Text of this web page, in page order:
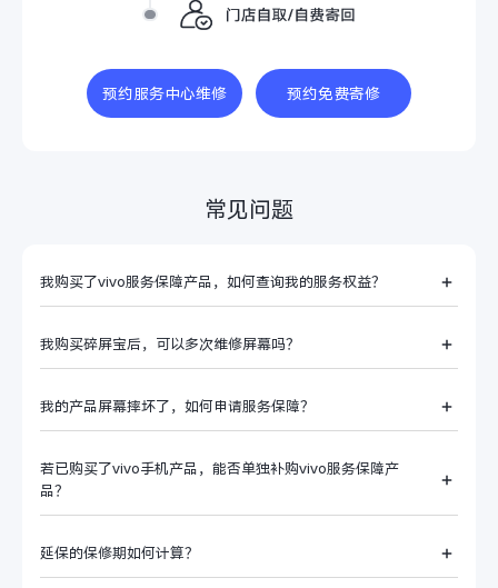
预约服务中心维修 预约免费寄修
常见问题
我购买了vivo服务保障产品，如何查询我的服务权益？
我购买碎屏宝后，可以多次维修屏幕吗？
我的产品屏幕摔坏了，如何申请服务保障？
若已购买了vivo手机产品，能否单独补购vivo服务保障产
品？
延保的保修期如何计算？